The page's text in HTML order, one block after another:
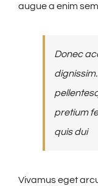
augue a enim
Donec
pretium
quis dui
Vivamus eget